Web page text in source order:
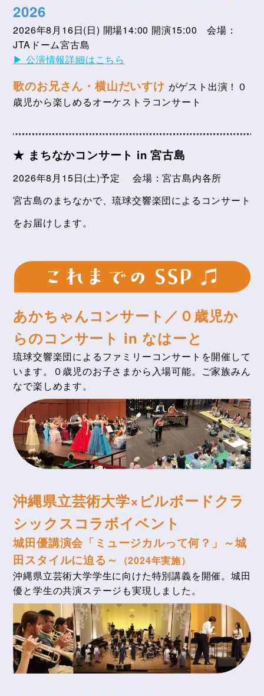
2026
2026年8月16日(日) 開場14:00 開演15:00 会場：
JTAドーム宮古島
▶ 公演情報詳細はこちら
歌のお兄さん・横山だいすけ がゲスト出演！０
歳児から楽しめるオーケストラコンサート
★ まちなかコンサート in 宮古島
2026年8月15日(土)予定 会場：宮古島内各所
宮古島のまちなかで、琉球交響楽団によるコンサート
をお届けします。
あかちゃんコンサート／０歳児か
らのコンサート in なはーと
琉球交響楽団によるファミリーコンサートを開催して
います。０歳児のお子さまから入場可能。ご家族みん
なで楽しめます。
沖縄県立芸術大学×ビルボードクラ
シックスコラボイベント
城田優講演会「ミュージカルって何？」～城
田スタイルに迫る～
（2024年実施）
沖縄県立芸術大学学生に向けた特別講義を開催。城田
優と学生の共演ステージも実現しました。